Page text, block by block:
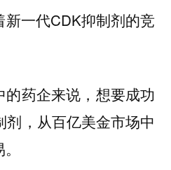
一代CDK抑制剂的竞
药企来说，想要成功
，从百亿美金市场中